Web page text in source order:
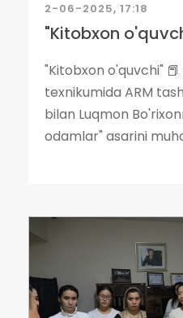
2-06-2025, 17:18
"Kitobxon
"Kitobxon o'quvchi"
texnikumida ARM
bilan Luqmon
odamlar" asarini